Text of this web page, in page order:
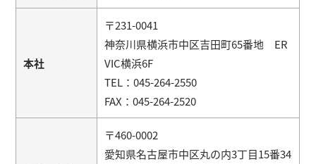
本社
〒231-0041
神奈川県横浜市中区吉田町65番地 ER
VIC横浜6F
TEL：045-264-2550
FAX：045-264-2520
〒460-0002
愛知県名古屋市中区丸の内3丁目15番34